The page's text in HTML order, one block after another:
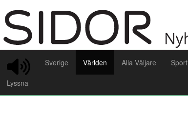
Lyssna
Sverige Världen Alla Väljare Sport